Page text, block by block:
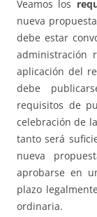
Veamos los
nueva
debe estar
administración
aplicación del
debe
requisitos de
celebración de
tanto será
nueva
aprobarse en
plazo
ordinaria.